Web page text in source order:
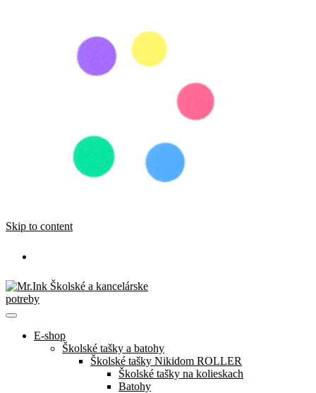
Skip to content
E-shop
Školské tašky a batohy
Školské tašky Nikidom ROLLER
Školské tašky na kolieskach
Batohy